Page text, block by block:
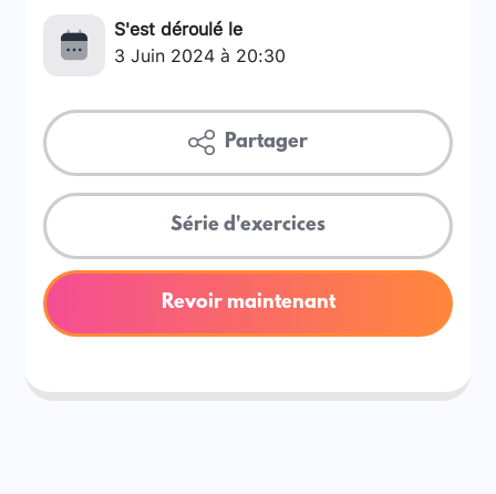
S'est déroulé le
3 Juin 2024 à 20:30
Partager
Série d'exercices
Revoir maintenant